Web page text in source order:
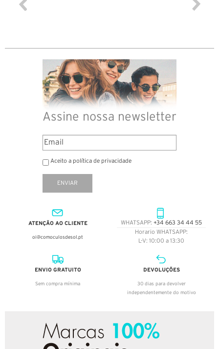
Assine nossa newsletter
Aceito a política de privacidade
ENVIAR
ATENÇÃO AO CLIENTE
oi@comoculosdesol.pt
WHATSAPP: +34 663 34 44 55
Horario WHATSAPP:
L-V: 10:00 a 13:30
ENVIO GRATUITO
Sem compra mínima
DEVOLUÇÕES
30 dias para devolver
independentemente do motivo